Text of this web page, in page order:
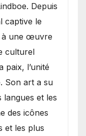
Depuis
captive le
à une œuvre
culturel
l’unité
Son art a su
et les
des icônes
et les plus